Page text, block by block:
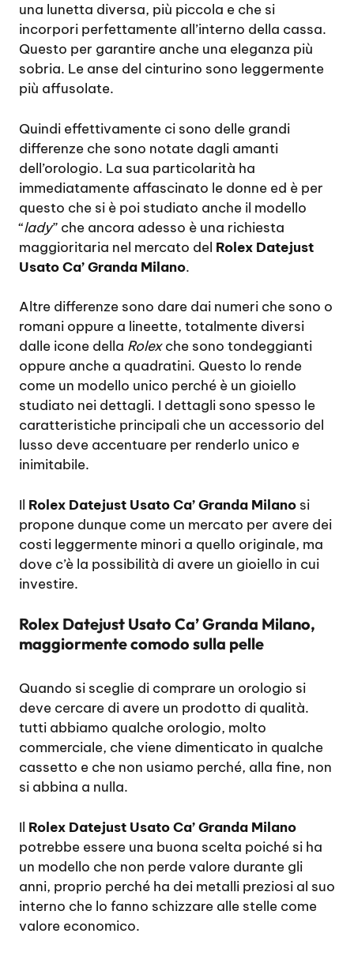
una lunetta diversa, più piccola e che si
incorpori perfettamente all’interno della cassa.
Questo per garantire anche una eleganza più
sobria. Le anse del cinturino sono leggermente
più affusolate.
Quindi effettivamente ci sono delle grandi
differenze che sono notate dagli amanti
dell’orologio. La sua particolarità ha
immediatamente affascinato le donne ed è per
questo che si è poi studiato anche il modello
“lady” che ancora adesso è una richiesta
maggioritaria nel mercato del Rolex Datejust
Usato Ca’ Granda Milano.
Altre differenze sono dare dai numeri che sono o
romani oppure a lineette, totalmente diversi
dalle icone della Rolexche sono tondeggianti
oppure anche a quadratini. Questo lo rende
come un modello unico perché è un gioiello
studiato nei dettagli. I dettagli sono spesso le
caratteristiche principali che un accessorio del
lusso deve accentuare per renderlo unico e
inimitabile.
Il Rolex Datejust Usato Ca’ Granda Milano si
propone dunque come un mercato per avere dei
costi leggermente minori a quello originale, ma
dove c’è la possibilità di avere un gioiello in cui
investire.
Rolex Datejust Usato Ca’ Granda Milano,
maggiormente comodo sulla pelle
Quando si sceglie di comprare un orologio si
deve cercare di avere un prodotto di qualità.
tutti abbiamo qualche orologio, molto
commerciale, che viene dimenticato in qualche
cassetto e che non usiamo perché, alla fine, non
si abbina a nulla.
Il Rolex Datejust Usato Ca’ Granda Milano
potrebbe essere una buona scelta poiché si ha
un modello che non perde valore durante gli
anni, proprio perché ha dei metalli preziosi al suo
interno che lo fanno schizzare alle stelle come
valore economico.